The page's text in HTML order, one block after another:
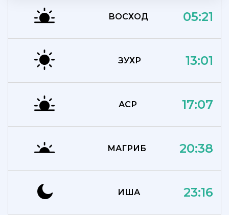
ВОСХОД 05:21
ЗУХР 13:01
АСР 17:07
МАГРИБ 20:38
ИША 23:16